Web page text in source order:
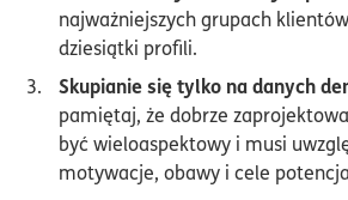
najważniejszych grupach
dziesiątki profili.
Skupianie się tylko na danych
pamiętaj, że dobrze
być wieloaspektowy i musi
motywacje, obawy i cele